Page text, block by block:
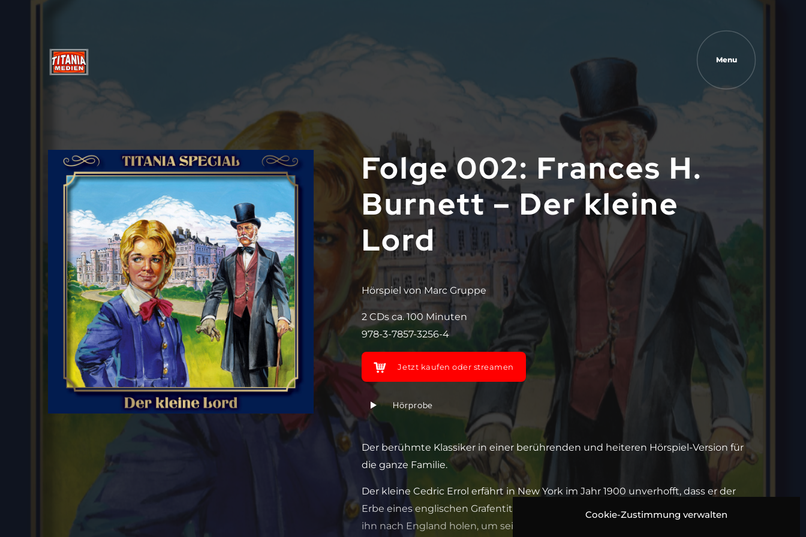
Cookie-Zustimmung verwalten
Menu
Folge 002: Frances H.
Burnett – Der kleine
Lord
Hörspiel von Marc Gruppe
2 CDs ca. 100 Minuten
978-3-7857-3256-4
Jetzt kaufen oder streamen
Hörprobe
Der berühmte Klassiker in einer berührenden und heiteren Hörspiel-Version für
die ganze Familie.
Der kleine Cedric Errol erfährt in New York im Jahr 1900 unverhofft, dass er der
Erbe eines englischen Grafentitels ist. Sein Großvater, der Earl of Dorincourt, lässt
ihn nach England holen, um seine Erziehung zu übernehmen. Im ehrwürdigen